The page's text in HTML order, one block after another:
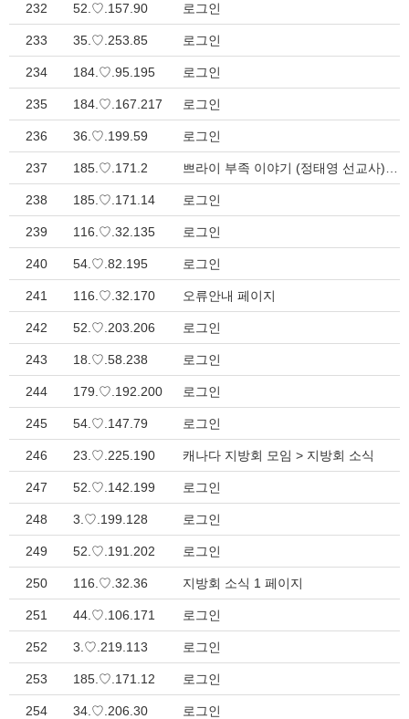
232 52.♡.157.90 로그인
233 35.♡.253.85 로그인
234 184.♡.95.195 로그인
235 184.♡.167.217 로그인
236 36.♡.199.59 로그인
237 185.♡.171.2
238 185.♡.171.14 로그인
239 116.♡.32.135 로그인
240 54.♡.82.195 로그인
241 116.♡.32.170 오류안내 페이지
242 52.♡.203.206 로그인
243 18.♡.58.238 로그인
244 179.♡.192.200 로그인
245 54.♡.147.79 로그인
246 23.♡.225.190 캐나다 지방회 모임 > 지방회 소식
247 52.♡.142.199 로그인
248 3.♡.199.128 로그인
249 52.♡.191.202 로그인
250 116.♡.32.36 지방회 소식 1 페이지
251 44.♡.106.171 로그인
252 3.♡.219.113 로그인
253 185.♡.171.12 로그인
254 34.♡.206.30 로그인